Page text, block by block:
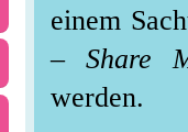
einem
– Share
werden.